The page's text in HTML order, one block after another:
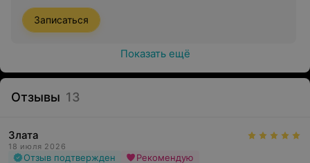
Записаться
Показать ещё
Отзывы 13
Злата
18 июля 2026
Отзыв подтвержден Рекомендую